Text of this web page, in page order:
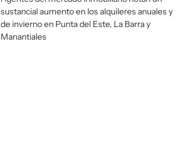
España
Estados Unidos
sustancial aumento en los alquileres anuales y
de invierno en Punta del Este, La Barra y
Manantiales